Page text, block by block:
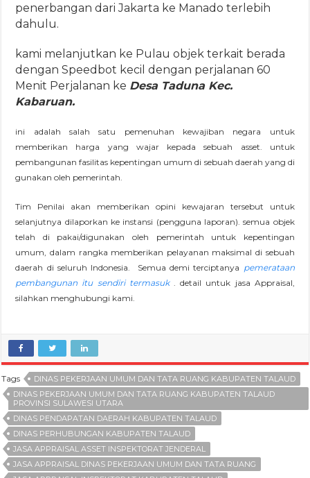
penerbangan dari Jakarta ke Manado terlebih
dahulu.
kami melanjutkan ke Pulau objek terkait berada
dengan Speedbot kecil dengan perjalanan 60
Menit Perjalanan ke Desa Taduna Kec.
Kabaruan.
ini adalah salah satu pemenuhan kewajiban negara untuk
memberikan harga yang wajar kepada sebuah asset. untuk
pembangunan fasilitas kepentingan umum di sebuah daerah yang di
gunakan oleh pemerintah.
Tim Penilai akan memberikan opini kewajaran tersebut untuk
selanjutnya dilaporkan ke instansi (pengguna laporan). semua objek
telah di pakai/digunakan oleh pemerintah untuk kepentingan
umum, dalam rangka memberikan pelayanan maksimal di sebuah
daerah di seluruh Indonesia. Semua demi terciptanya pemerataan
pembangunan itu sendiri termasuk
. detail untuk jasa Appraisal,
silahkan menghubungi kami.
Tags
DINAS PEKERJAAN UMUM DAN TATA RUANG KABUPATEN TALAUD
DINAS PEKERJAAN UMUM DAN TATA RUANG KABUPATEN TALAUD
PROVINSI SULAWESI UTARA
DINAS PENDAPATAN DAERAH KABUPATEN TALAUD
DINAS PERHUBUNGAN KABUPATEN TALAUD
JASA APPRAISAL ASSET INSPEKTORAT JENDERAL
JASA APPRAISAL DINAS PEKERJAAN UMUM DAN TATA RUANG